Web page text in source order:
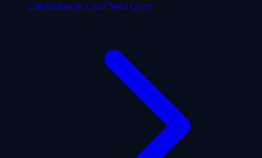
Calculadora de Carta Natal Gratis